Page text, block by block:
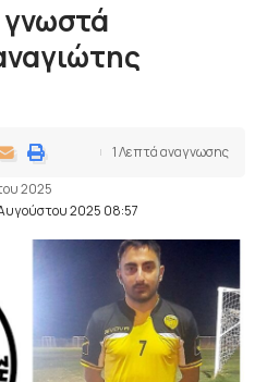
γνωστά
2025 08:57
2025
1 Λεπτά αναγνωσης